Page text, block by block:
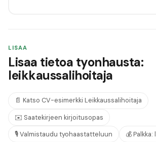
LISAA
Lisaa tietoa tyonhausta:
leikkaussalihoitaja
📄 Katso CV-esimerkki Leikkaussalihoitaja
✉️ Saatekirjeen kirjoitusopas
🎙️Valmistaudu tyohaastatteluun 💰 Palkka: